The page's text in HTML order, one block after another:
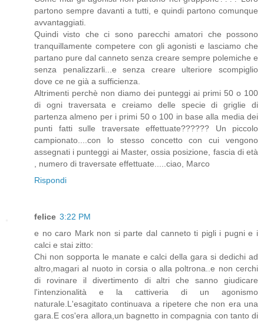
partono sempre davanti a tutti, e quindi partono comunque
avvantaggiati.
Quindi visto che ci sono parecchi amatori che possono
tranquillamente competere con gli agonisti e lasciamo che
partano pure dal canneto senza creare sempre polemiche e
senza penalizzarli...e senza creare ulteriore scompiglio
dove ce ne già a sufficienza.
Altrimenti perchè non diamo dei punteggi ai primi 50 o 100
di ogni traversata e creiamo delle specie di griglie di
partenza almeno per i primi 50 o 100 in base alla media dei
punti fatti sulle traversate effettuate?????? Un piccolo
campionato....con lo stesso concetto con cui vengono
assegnati i punteggi ai Master, ossia posizione, fascia di età
, numero di traversate effettuate.....ciao, Marco
Rispondi
felice 3:22 PM
e no caro Mark non si parte dal canneto ti pigli i pugni e i
calci e stai zitto:
Chi non sopporta le manate e calci della gara si dedichi ad
altro,magari al nuoto in corsia o alla poltrona..e non cerchi
di rovinare il divertimento di altri che sanno giudicare
l'intenzionalità e la cattiveria di un agonismo
naturale.L'esagitato continuava a ripetere che non era una
gara.E cos'era allora,un bagnetto in compagnia con tanto di